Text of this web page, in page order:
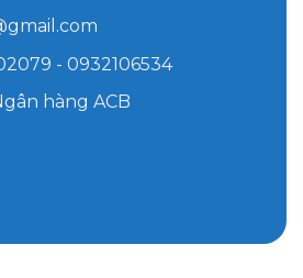
- 0932106534
hàng ACB